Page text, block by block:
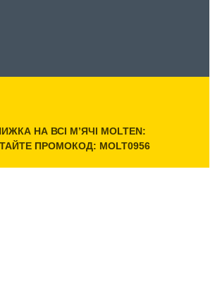
НА ВСІ МʼЯЧІ MOLTEN:
ПРОМОКОД: MOLT0956